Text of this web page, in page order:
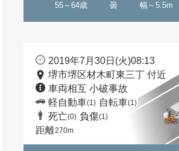
55～64歳 曇 幅～5.5m
2019年7月30日(火)08:13
堺市堺区材木町東三丁 付近
車両相互 小破事故
軽自動車(1) 自転車(1)
死亡(0) 負傷(1)
距離270m